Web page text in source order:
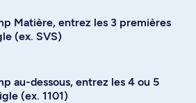
Matière, entrez les 3 premières
(ex. SVS)
au-dessous, entrez les 4 ou 5
(ex. 1101)